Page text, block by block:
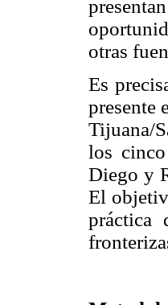
otras
Es
presente
Tijuana/
los
Diego y
El
práctica